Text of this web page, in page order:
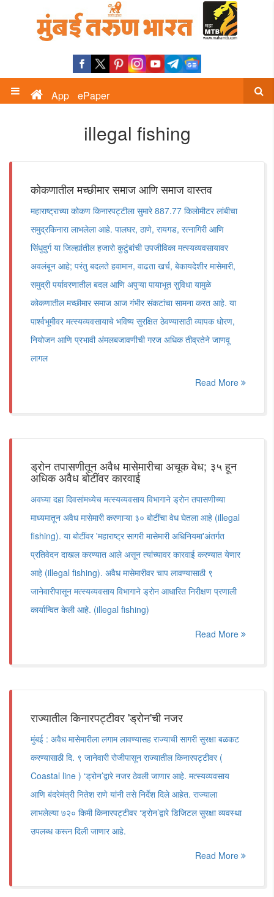
App ePaper
illegal fishing
कोकणातील मच्छीमार समाज आणि समाज वास्तव
महाराष्ट्राच्या कोकण किनारपट्टीला सुमारे 887.77 किलोमीटर लांबीचा
समुद्रकिनारा लाभलेला आहे. पालघर, ठाणे, रायगड, रत्नागिरी आणि
सिंधुदुर्ग या जिल्ह्यांतील हजारो कुटुंबांची उपजीविका मत्स्यव्यवसायावर
अवलंबून आहे; परंतु बदलते हवामान, वाढता खर्च, बेकायदेशीर मासेमारी,
समुद्री पर्यावरणातील बदल आणि अपुऱ्या पायाभूत सुविधा यामुळे
कोकणातील मच्छीमार समाज आज गंभीर संकटांचा सामना करत आहे. या
पार्श्वभूमीवर मत्स्यव्यवसायाचे भविष्य सुरक्षित ठेवण्यासाठी व्यापक धोरण,
नियोजन आणि प्रभावी अंमलबजावणीची गरज अधिक तीव्रतेने जाणवू
लागल
Read More
ड्रोन तपासणीतून अवैध मासेमारीचा अचूक वेध; ३५ हून
अधिक अवैध बोटींवर कारवाई
अवघ्या दहा दिवसांमध्येच मत्स्यव्यवसाय विभागाने ड्रोन तपासणीच्या
माध्यमातून अवैध मासेमारी करणाऱ्या ३० बोटींचा वेध घेतला आहे (illegal
fishing). या बोटींवर 'महाराष्ट्र सागरी मासेमारी अधिनियमा'अंतर्गत
प्रतिवेदन दाखल करण्यात आले असून त्यांच्यावर कारवाई करण्यात येणार
आहे (illegal fishing). अवैध मासेमारीवर चाप लावण्यासाठी ९
जानेवारीपासून मत्स्यव्यवसाय विभागाने ड्रोन आधारित निरीक्षण प्रणाली
कार्यान्वित केली आहे. (illegal fishing)
Read More
राज्यातील किनारपट्टीवर 'ड्रोन'ची नजर
मुंबई : अवैध मासेमारीला लगाम लावण्यासह राज्याची सागरी सुरक्षा बळकट
करण्यासाठी दि. ९ जानेवारी रोजीपासून राज्यातील किनारपट्टीवर (
Coastal line ) ‘ड्रोन’द्वारे नजर ठेवली जाणार आहे. मत्स्यव्यवसाय
आणि बंदरेमंत्री नितेश राणे यांनी तसे निर्देश दिले आहेत. राज्याला
लाभलेल्या ७२० किमी किनारपट्टीवर ‘ड्रोन’द्वारे डिजिटल सुरक्षा व्यवस्था
उपलब्ध करून दिली जाणार आहे.
Read More